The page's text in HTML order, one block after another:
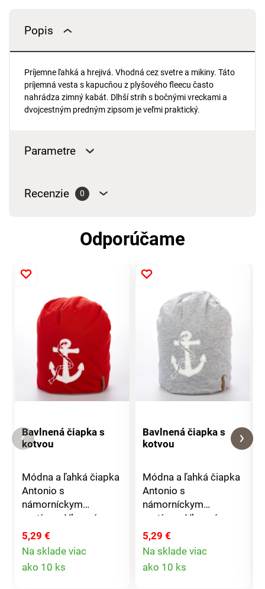
Popis
Príjemne ľahká a hrejivá. Vhodná cez svetre a mikiny. Táto
príjemná vesta s kapucňou z plyšového fleecu často
nahrádza zimný kabát. Dlhší strih s bočnými vreckami a
dvojcestným predným zipsom je veľmi praktický.
Parametre
Recenzie 0
Odporúčame
Bavlnená čiapka s
kotvou
Módna a ľahká čiapka
Antonio s
námorníckym
motívom.Vkusná a
štýlová, vhodná pre
všetky ročné
obdobia.Materiál:
100% bavlna Rozmer:
5,29 €
Na sklade viac
ako 10 ks
Bavlnená čiapka s
kotvou
Módna a ľahká čiapka
Antonio s
námorníckym
motívom.Vkusná a
štýlová, vhodná pre
všetky ročné
obdobia.Materiál:
100% bavlna Rozmer:
5,29 €
Na sklade viac
ako 10 ks